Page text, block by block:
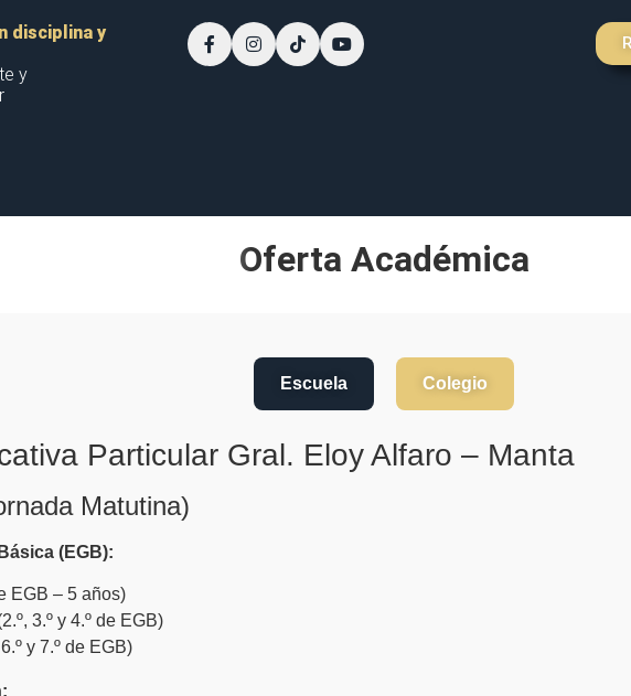
disciplina y
y
Oferta Académica
Escuela Colegio
Particular Gral. Eloy Alfaro – Manta
Matutina)
(EGB):
EGB – 5 años)
3.º y 4.º de EGB)
y 7.º de EGB)